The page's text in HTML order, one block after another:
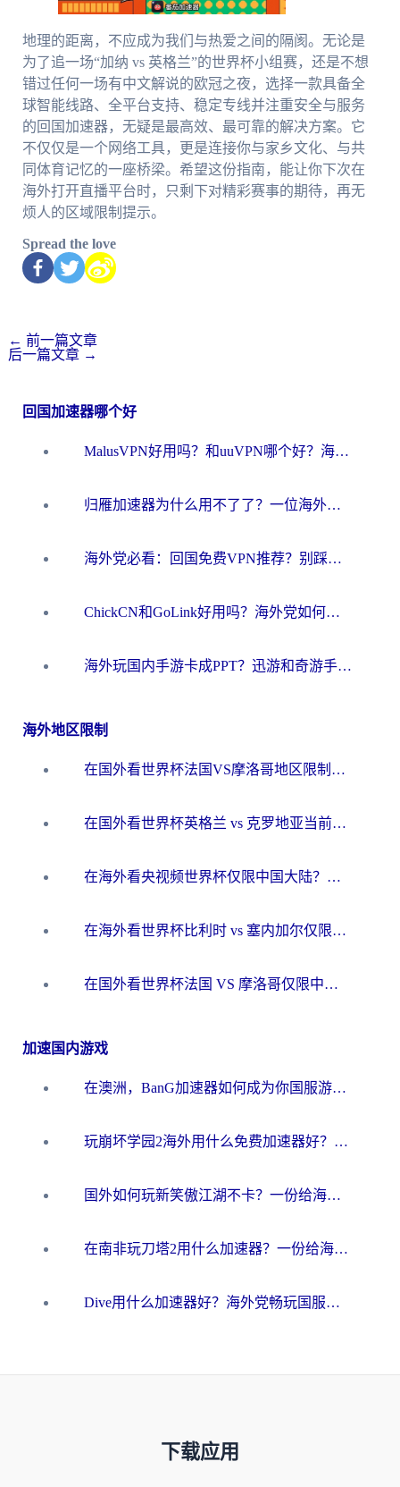
地理的距离，不应成为我们与热爱之间的隔阂。无论是
为了追一场“加纳 vs 英格兰”的世界杯小组赛，还是不想
错过任何一场有中文解说的欧冠之夜，选择一款具备全
球智能线路、全平台支持、稳定专线并注重安全与服务
的回国加速器，无疑是最高效、最可靠的解决方案。它
不仅仅是一个网络工具，更是连接你与家乡文化、与共
同体育记忆的一座桥梁。希望这份指南，能让你下次在
海外打开直播平台时，只剩下对精彩赛事的期待，再无
烦人的区域限制提示。
Spread the love
← 前一篇文章
后一篇文章 →
回国加速器哪个好
MalusVPN好用吗？和uuVPN哪个好？海外党无缝访问国内资源的真实对比与选择指南
归雁加速器为什么用不了了？一位海外游子的真实困惑与技术解答
海外党必看：回国免费VPN推荐？别踩坑！教你选对加速器无缝刷国内资源
ChickCN和GoLink好用吗？海外党如何选对回国加速器
海外玩国内手游卡成PPT？迅游和奇游手游哪个好？一篇讲透回国加速器怎么选
海外地区限制
在国外看世界杯法国VS摩洛哥地区限制？这篇指南让你流畅看中文解说无压力
在国外看世界杯英格兰 vs 克罗地亚当前地区不可播放？这篇指南帮你搞定所有海外观赛难题
在海外看央视频世界杯仅限中国大陆？这篇指南帮你解锁中文解说+无卡顿直播
在海外看世界杯比利时 vs 塞内加尔仅限中国大陆？我找到了最流畅的中文解说之路
在国外看世界杯法国 VS 摩洛哥仅限中国大陆？海外党这样看中文解说赛事不卡顿
加速国内游戏
在澳洲，BanG加速器如何成为你国服游戏的“时光机”？
玩崩坏学园2海外用什么免费加速器好？2026海外党亲测国服游戏加速指南
国外如何玩新笑傲江湖不卡？一份给海外游子的终极网络指南
在南非玩刀塔2用什么加速器？一份给海外游子的终极生存指南
Dive用什么加速器好？海外党畅玩国服游戏的终极避坑指南
下载应用